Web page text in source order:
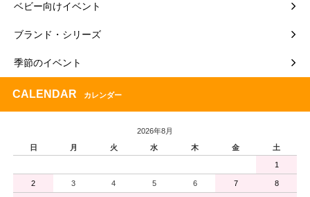
ベビー向けイベント
ブランド・シリーズ
季節のイベント
CALENDAR カレンダー
2026年8月
日
月 火 水 木 金 土
1
2 3 4 5 6 7 8